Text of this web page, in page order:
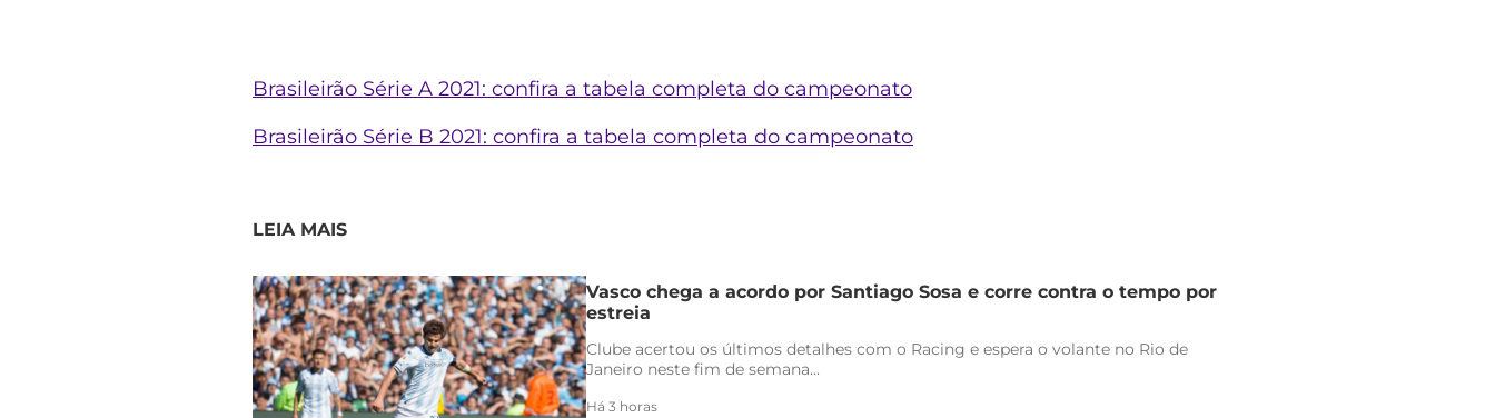
Brasileirão Série A 2021: confira a tabela completa do campeonato
Brasileirão Série B 2021: confira a tabela completa do campeonato
LEIA MAIS
Vasco chega a acordo por Santiago Sosa e corre contra o tempo por
estreia
Clube acertou os últimos detalhes com o Racing e espera o volante no Rio de
Janeiro neste fim de semana...
Há 3 horas